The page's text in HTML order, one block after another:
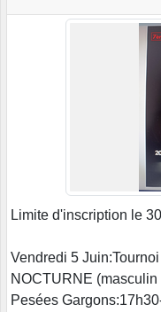
Limite d'inscription le
Vendredi 5
NOCTURNE
Pesées